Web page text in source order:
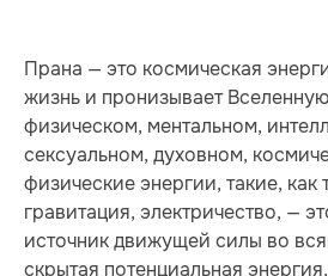
Прана — это космическая
жизнь и пронизывает
физическом, ментальном,
сексуальном, духовном,
физические энергии, такие, как
гравитация, электричество, —
источник движущей силы во
скрытая потенциальная